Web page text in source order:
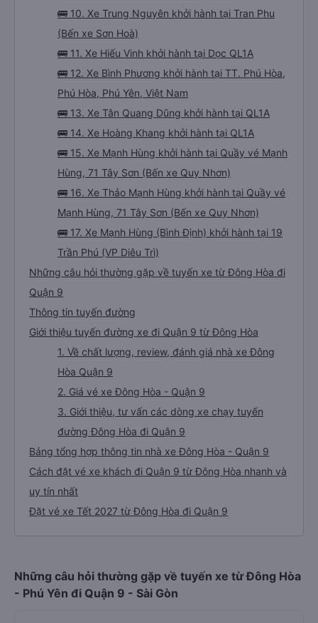
🚌 10. Xe Trung Nguyên khởi hành tại Tran Phu
(Bến xe Sơn Hoà)
🚌 11. Xe Hiếu Vinh khởi hành tại Dọc QL1A
🚌 12. Xe Bình Phương khởi hành tại TT. Phú Hòa,
Phú Hòa, Phú Yên, Việt Nam
🚌 13. Xe Tân Quang Dũng khởi hành tại QL1A
🚌 14. Xe Hoàng Khang khởi hành tại QL1A
🚌 15. Xe Mạnh Hùng khởi hành tại Quầy vé Mạnh
Hùng, 71 Tây Sơn (Bến xe Quy Nhơn)
🚌 16. Xe Thảo Mạnh Hùng khởi hành tại Quầy vé
Mạnh Hùng, 71 Tây Sơn (Bến xe Quy Nhơn)
🚌 17. Xe Mạnh Hùng (Bình Định) khởi hành tại 19
Trần Phú (VP Diêu Trì)
Những câu hỏi thường gặp về tuyến xe từ Đông Hòa đi
Quận 9
Thông tin tuyến đường
Giới thiệu tuyến đường xe đi Quận 9 từ Đông Hòa
1. Về chất lượng, review, đánh giá nhà xe Đông
Hòa Quận 9
2. Giá vé xe Đông Hòa - Quận 9
3. Giới thiệu, tư vấn các dòng xe chạy tuyến
đường Đông Hòa đi Quận 9
Bảng tổng hợp thông tin nhà xe Đông Hòa - Quận 9
Cách đặt vé xe khách đi Quận 9 từ Đông Hòa nhanh và
uy tín nhất
Đặt vé xe Tết 2027 từ Đông Hòa đi Quận 9
Những câu hỏi thường gặp về tuyến xe từ Đông Hòa
- Phú Yên đi Quận 9 - Sài Gòn